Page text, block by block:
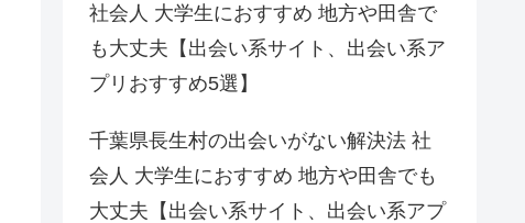
社会人 大学生におすすめ 地方や田舎で
も大丈夫【出会い系サイト、出会い系ア
プリおすすめ5選】
千葉県長生村の出会いがない解決法 社
会人 大学生におすすめ 地方や田舎でも
大丈夫【出会い系サイト、出会い系アプ